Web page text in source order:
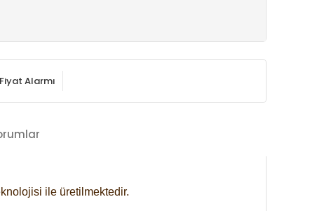
Fiyat Alarmı
ile üretilmektedir.